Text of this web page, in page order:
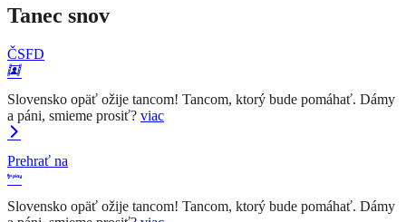
Tanec snov
ČSFD
Slovensko opäť ožije tancom! Tancom, ktorý bude pomáhať. Dámy
a páni, smieme prosiť? viac
Prehrať na
Slovensko opäť ožije tancom! Tancom, ktorý bude pomáhať. Dámy